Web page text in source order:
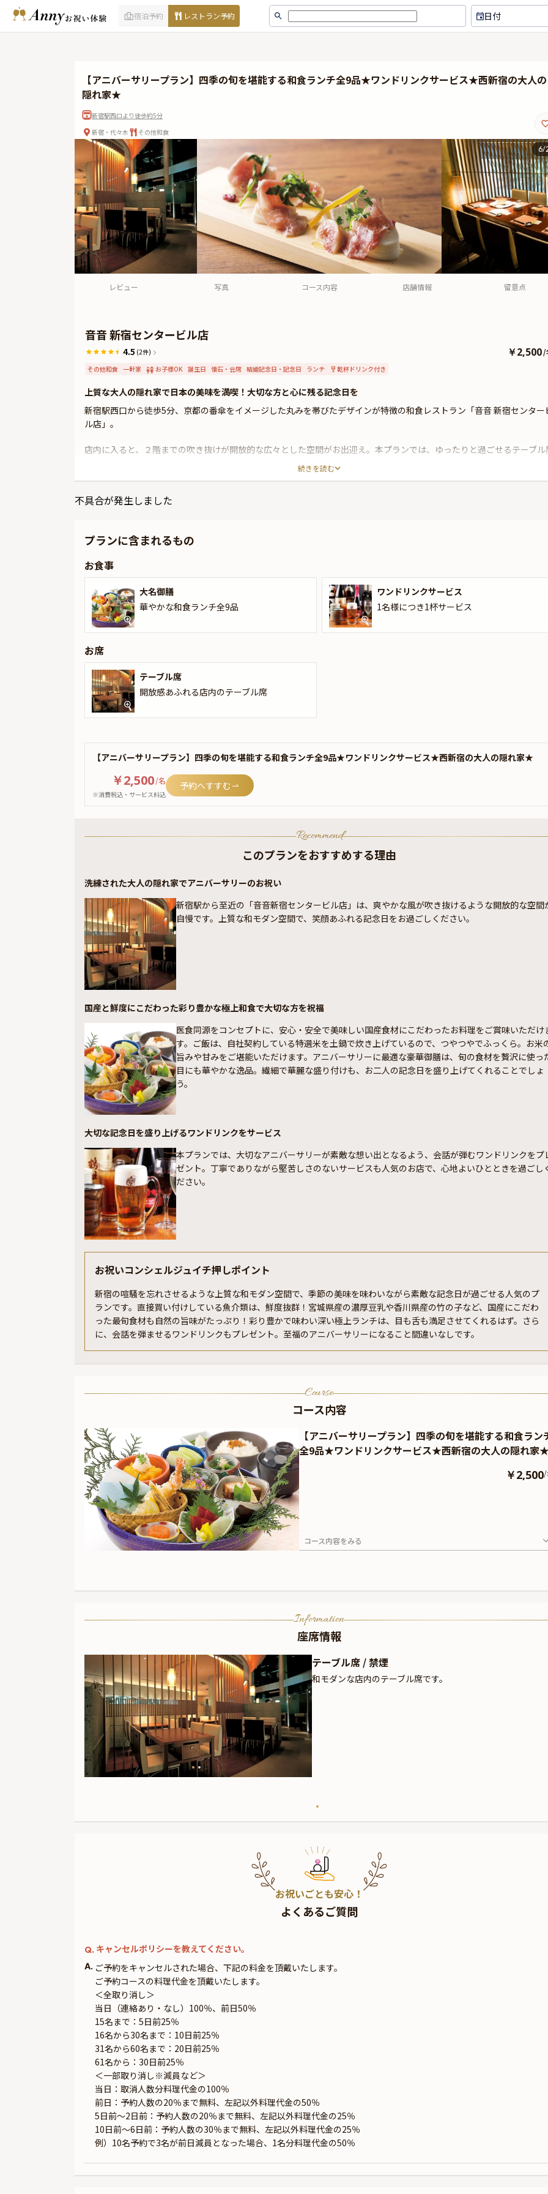
宿泊予約 レストラン予約 日付
【アニバーサリープラン】四季の旬を堪能する和食ランチ全9品★ワンドリンクサービス★西新宿の大人の
隠れ家★
新宿駅西口より徒歩約5分
新宿・代々木
その他和食
6/
レビュー 写真 コース内容 店舗情報 留意点
音音 新宿センタービル店
4.5 (2件) ￥2,500/
その他和食 一軒家 お子様OK 誕生日 懐石・会席 結婚記念日・記念日 ランチ 乾杯ドリンク付き
上質な大人の隠れ家で日本の美味を満喫！大切な方と心に残る記念日を
新宿駅西口から徒歩5分、京都の番傘をイメージした丸みを帯びたデザインが特徴の和食レストラン「音音 新宿センター
ル店」。
店内に入ると、２階までの吹き抜けが開放的な広々とした空間がお出迎え。本プランでは、ゆったりと過ごせるテーブル
物のほか、大人気のおばんざい3種を含む大満足の内容となっております。
は、間違いありません。
続きを読む
不具合が発生しました
プランに含まれるもの
お食事
大名御膳
華やかな和食ランチ全9品
ワンドリンクサービス
1名様につき1杯サービス
お席
テーブル席
開放感あふれる店内のテーブル席
【アニバーサリープラン】四季の旬を堪能する和食ランチ全9品★ワンドリンクサービス★西新宿の大人の隠れ家★
￥2,500/名
※消費税込・サービス料込
予約へすすむ
Recommend
このプランをおすすめする理由
洗練された大人の隠れ家でアニバーサリーのお祝い
新宿駅から至近の「音音新宿センタービル店」は、爽やかな風が吹き抜けるような開放的な空間
自慢です。上質な和モダン空間で、笑顔あふれる記念日をお過ごしください。
国産と鮮度にこだわった彩り豊かな極上和食で大切な方を祝福
医食同源をコンセプトに、安心・安全で美味しい国産食材にこだわったお料理をご賞味いただけ
す。ご飯は、自社契約している特選米を土鍋で炊き上げているので、つやつやでふっくら。お米
旨みや甘みをご堪能いただけます。アニバーサリーに最適な豪華御膳は、旬の食材を贅沢に使っ
目にも華やかな逸品。繊細で華麗な盛り付けも、お二人の記念日を盛り上げてくれることでしょ
う。
大切な記念日を盛り上げるワンドリンクをサービス
本プランでは、大切なアニバーサリーが素敵な想い出となるよう、会話が弾むワンドリンクをプ
ゼント。丁寧でありながら堅苦しさのないサービスも人気のお店で、心地よいひとときを過ごし
ださい。
お祝いコンシェルジュイチ押しポイント
新宿の喧騒を忘れさせるような上質な和モダン空間で、季節の美味を味わいながら素敵な記念日が過ごせる人気のプ
ランです。直接買い付けしている魚介類は、鮮度抜群！宮城県産の濃厚豆乳や香川県産の竹の子など、国産にこだわ
った最旬食材も自然の旨味がたっぷり！彩り豊かで味わい深い極上ランチは、目も舌も満足させてくれるはず。さら
に、会話を弾ませるワンドリンクもプレゼント。至福のアニバーサリーになること間違いなしです。
Course
コース内容
【アニバーサリープラン】四季の旬を堪能する和食ラン
全9品★ワンドリンクサービス★西新宿の大人の隠れ家
￥2,500/
コース内容をみる
Information
座席情報
テーブル席 / 禁煙
和モダンな店内のテーブル席です。
お祝いごとも安心！
よくあるご質問
Q. キャンセルポリシーを教えてください。
A. ご予約をキャンセルされた場合、下記の料金を頂戴いたします。
ご予約コースの料理代金を頂戴いたします。
＜全取り消し＞
当日（連絡あり・なし）100％、前日50％
15名まで：5日前25％
16名から30名まで：10日前25％
31名から60名まで：20日前25％
61名から：30日前25％
＜一部取り消し※減員など＞
当日：取消人数分料理代金の100％
前日：予約人数の20％まで無料、左記以外料理代金の50％
5日前～2日前：予約人数の20％まで無料、左記以外料理代金の25％
10日前～6日前：予約人数の30％まで無料、左記以外料理代金の25％
例）10名予約で3名が前日減員となった場合、1名分料理代金の50％
友人の誕生日お祝いプレートをあ
りがとうございました。大満足で
す
スタッフの対応がとても
た、 男性の動き素晴らしい